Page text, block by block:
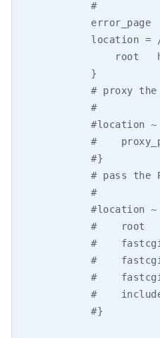
            #
error_page
location =
root
            }
# proxy
            #
#location ~
#
            #}
# pass the
            #
#location ~
#    root
#
#
#
#
            #}